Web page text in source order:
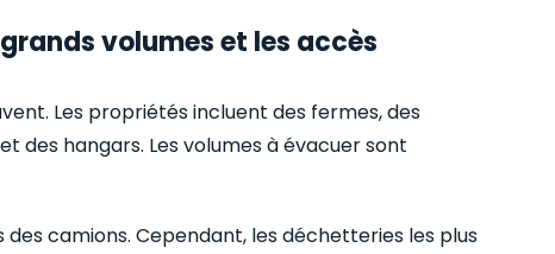
volumes et les accès
Les propriétés incluent des fermes, des
des hangars. Les volumes à évacuer sont
camions. Cependant, les déchetteries les plus